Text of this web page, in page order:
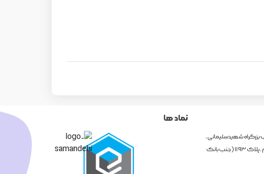
بزرگراه شهیدسلیمانی ،
بین استاد حسن بنا و بنی هاشم ، پلاک 1193 ( جنب بانک
نماد ها